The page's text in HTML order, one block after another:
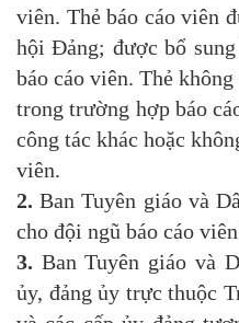
viên. Thẻ báo cáo viên
hội Đảng; được bổ
báo cáo viên. Thẻ
trong trường hợp báo
công tác khác hoặc
viên.
2. Ban Tuyên giáo và
cho đội ngũ báo cáo
3. Ban Tuyên giáo và
ủy, đảng ủy trực thuộc